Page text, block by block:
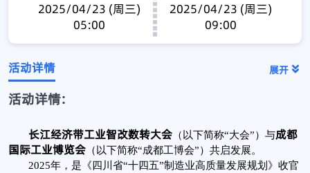
2025/04/23 (周三)
05:00
2025/04/23 (周三)
09:00
活动详情 展开
活动详情:
长江经济带工业智改数转大会（以下简称“大会”）与成都
国际工业博览会（以下简称“成都工博会”）共启发展。
2025年，是《四川省“十四五”制造业高质量发展规划》收官